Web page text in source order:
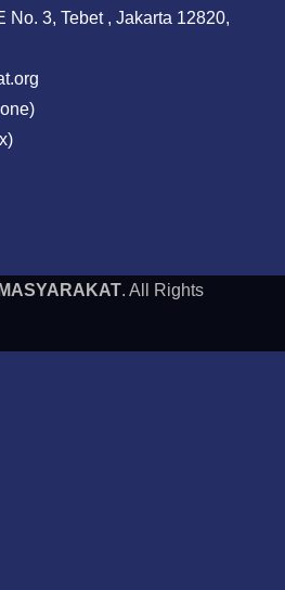
No. 3, Tebet , Jakarta 12820,
. All Rights